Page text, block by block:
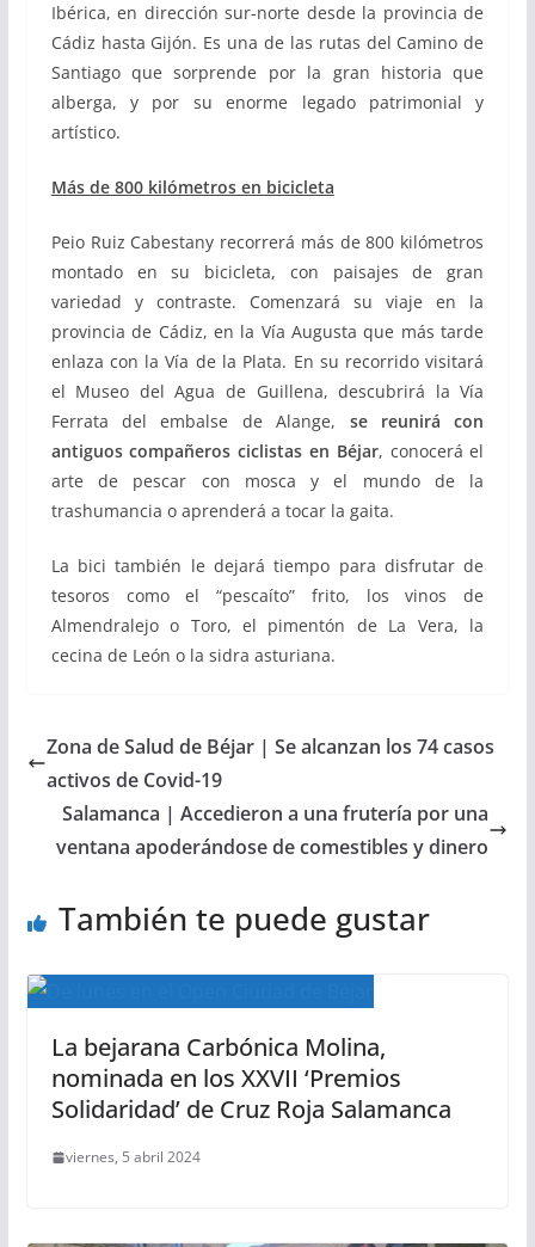
Ibérica, en dirección sur-norte desde la provincia de
Cádiz hasta Gijón. Es una de las rutas del Camino de
Santiago que sorprende por la gran historia que
alberga, y por su enorme legado patrimonial y
artístico.
Más de 800 kilómetros en bicicleta
Peio Ruiz Cabestany recorrerá más de 800 kilómetros
montado en su bicicleta, con paisajes de gran
variedad y contraste. Comenzará su viaje en la
provincia de Cádiz, en la Vía Augusta que más tarde
enlaza con la Vía de la Plata. En su recorrido visitará
el Museo del Agua de Guillena, descubrirá la Vía
Ferrata del embalse de Alange, se reunirá con
antiguos compañeros ciclistas en Béjar, conocerá el
arte de pescar con mosca y el mundo de la
trashumancia o aprenderá a tocar la gaita.
La bici también le dejará tiempo para disfrutar de
tesoros como el “pescaíto” frito, los vinos de
Almendralejo o Toro, el pimentón de La Vera, la
cecina de León o la sidra asturiana.
Zona de Salud de Béjar | Se alcanzan los 74 casos
activos de Covid-19
Salamanca | Accedieron a una frutería por una
ventana apoderándose de comestibles y dinero
También te puede gustar
La bejarana Carbónica Molina,
nominada en los XXVII ‘Premios
Solidaridad’ de Cruz Roja Salamanca
viernes, 5 abril 2024